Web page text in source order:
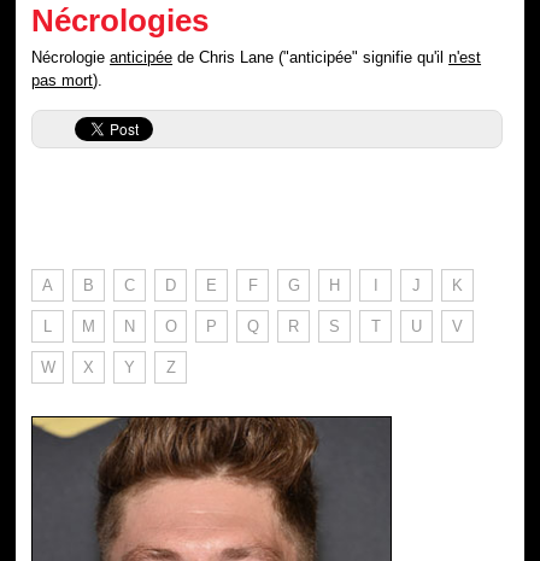
Nécrologies
Nécrologieanticipée de Chris Lane ("anticipée" signifie qu'iln'est
pas mort).
A B C D E F G H I J K
L M N O P Q R S T U V
W X Y Z